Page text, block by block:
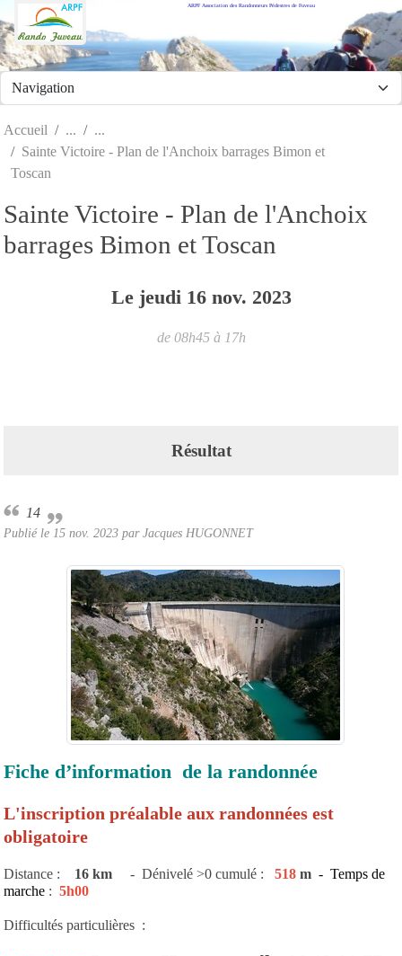
ARPF Association des Randonneurs Pédestres de Fuveau
Accueil
Sainte Victoire - Plan de l'Anchoix barrages Bimon et
Toscan
Sainte Victoire - Plan de l'Anchoix
barrages Bimon et Toscan
Le jeudi 16 nov. 2023
de 08h45 à 17h
Résultat
14
Publié le 15 nov. 2023 par Jacques HUGONNET
Fiche d’information de la randonnée
L'inscription préalable aux randonnées est
obligatoire
Distance : 16 km - Dénivelé >0 cumulé : 518 m - Temps de
marche : 5h00
Difficultés particulières :
Panneau de gestion des cookies